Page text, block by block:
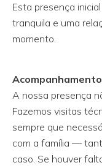
Esta presença
tranquila e uma
momento.
A nossa presença
Fazemos visitas
sempre que
com a família —
caso. Se houver